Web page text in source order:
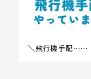
＼飛行機手配……